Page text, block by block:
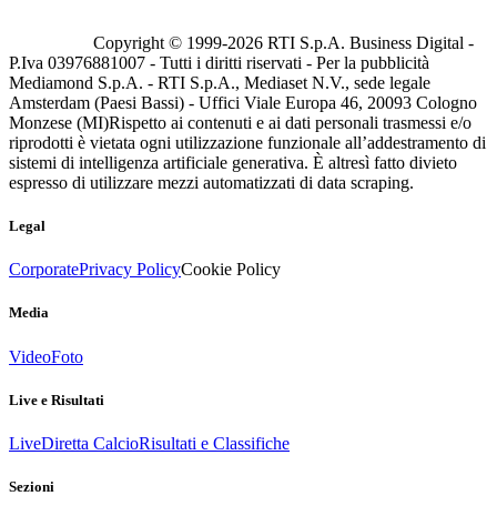
Copyright © 1999-2026 RTI S.p.A. Business Digital -
P.Iva 03976881007 - Tutti i diritti riservati - Per la pubblicità
Mediamond S.p.A. - RTI S.p.A., Mediaset N.V., sede legale
Amsterdam (Paesi Bassi) - Uffici Viale Europa 46, 20093 Cologno
Monzese (MI)Rispetto ai contenuti e ai dati personali trasmessi e/o
riprodotti è vietata ogni utilizzazione funzionale all’addestramento di
sistemi di intelligenza artificiale generativa. È altresì fatto divieto
espresso di utilizzare mezzi automatizzati di data scraping.
Legal
CorporatePrivacy PolicyCookie Policy
Media
VideoFoto
Live e Risultati
LiveDiretta CalcioRisultati e Classifiche
Sezioni